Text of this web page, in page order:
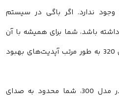
وجود ندارد. اگر باگی در سیستم
باشد، شما برای همیشه با آن
گیر افتاده‌اید. در حالی که مدل 320 به طور مرتب آپدیت‌های بهبود
: در مدل 300، شما محدود به صدای